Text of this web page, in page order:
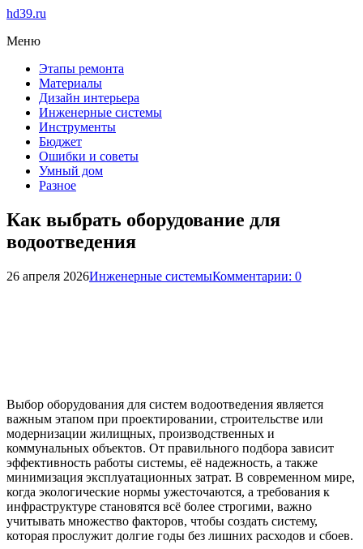
hd39.ru
Меню
Этапы ремонта
Материалы
Дизайн интерьера
Инженерные системы
Инструменты
Бюджет
Ошибки и советы
Умный дом
Разное
Как выбрать оборудование для
водоотведения
26 апреля 2026Инженерные системыКомментарии: 0
Выбор оборудования для систем водоотведения является
важным этапом при проектировании, строительстве или
модернизации жилищных, производственных и
коммунальных объектов. От правильного подбора зависит
эффективность работы системы, её надежность, а также
минимизация эксплуатационных затрат. В современном мире,
когда экологические нормы ужесточаются, а требования к
инфраструктуре становятся всё более строгими, важно
учитывать множество факторов, чтобы создать систему,
которая прослужит долгие годы без лишних расходов и сбоев.